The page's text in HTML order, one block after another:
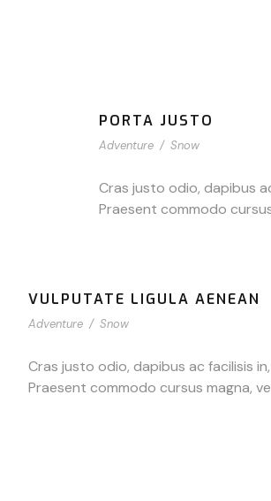
PORTA JUSTO
Adventure / Snow
Cras justo odio, dapibus
Praesent commodo
VULPUTATE LIGULA AENEAN
Adventure / Snow
Cras justo odio, dapibus ac facilisis
Praesent commodo cursus magna,